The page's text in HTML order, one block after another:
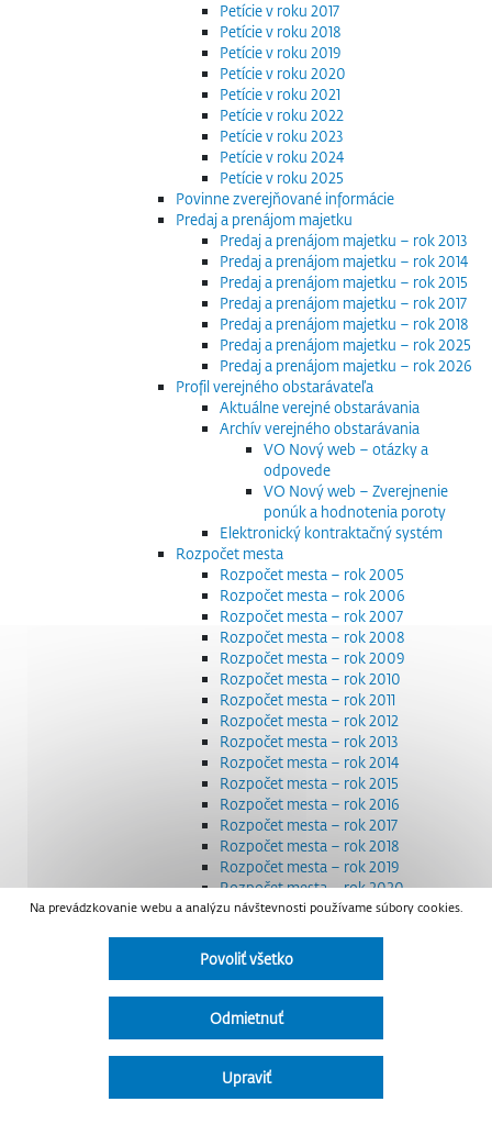
Petície v roku 2017
Petície v roku 2018
Petície v roku 2019
Petície v roku 2020
Petície v roku 2021
Petície v roku 2022
Petície v roku 2023
Petície v roku 2024
Petície v roku 2025
Povinne zverejňované informácie
Predaj a prenájom majetku
Predaj a prenájom majetku – rok 2013
Predaj a prenájom majetku – rok 2014
Predaj a prenájom majetku – rok 2015
Predaj a prenájom majetku – rok 2017
Predaj a prenájom majetku – rok 2018
Predaj a prenájom majetku – rok 2025
Predaj a prenájom majetku – rok 2026
Profil verejného obstarávateľa
Aktuálne verejné obstarávania
Archív verejného obstarávania
VO Nový web – otázky a
odpovede
VO Nový web – Zverejnenie
ponúk a hodnotenia poroty
Elektronický kontraktačný systém
Rozpočet mesta
Rozpočet mesta – rok 2005
Rozpočet mesta – rok 2006
Rozpočet mesta – rok 2007
Rozpočet mesta – rok 2008
Rozpočet mesta – rok 2009
Rozpočet mesta – rok 2010
Rozpočet mesta – rok 2011
Rozpočet mesta – rok 2012
Rozpočet mesta – rok 2013
Rozpočet mesta – rok 2014
Rozpočet mesta – rok 2015
Rozpočet mesta – rok 2016
Rozpočet mesta – rok 2017
Rozpočet mesta – rok 2018
Rozpočet mesta – rok 2019
Rozpočet mesta – rok 2020
Rozpočet mesta – rok 2021
Rozpočet mesta – rok 2023
Rozpočet mesta – rok 2024
Rozpočet mesta – rok 2026
Strategické dokumenty
Transparentnosť a výdavky na štátnu reklamu
Úradná tabuľa
Na prevádzkovanie webu a analýzu návštevnosti používame súbory cookies.
Povoliť všetko
Odmietnuť
Upraviť